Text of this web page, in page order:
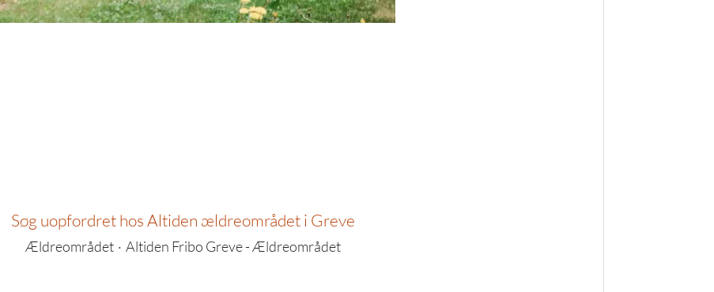
Søg uopfordret hos Altiden ældreområdet i Greve
Ældreområdet · Altiden Fribo Greve - Ældreområdet